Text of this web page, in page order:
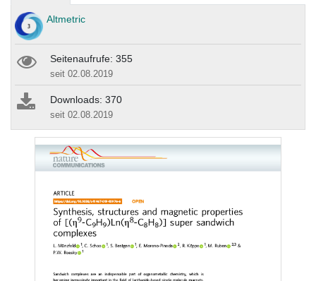
Altmetric
Seitenaufrufe: 355
seit 02.08.2019
Downloads: 370
seit 02.08.2019